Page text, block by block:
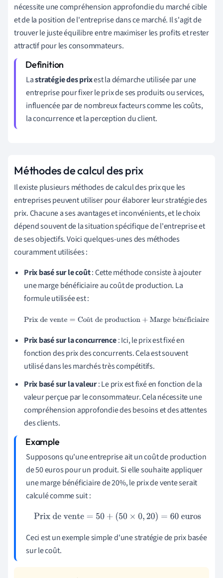
nécessite une compréhension approfondie du marché cible
et de la position de l'entreprise dans ce marché. Il s'agit de
trouver le juste équilibre entre maximiser les profits et rester
attractif pour les consommateurs.
Lastratégie des prixest la démarche utilisée par une
entreprise pour fixer le prix de ses produits ou services,
influencée par de nombreux facteurs comme les coûts,
la concurrence et la perception du client.
Méthodes de calcul des prix
Il existe plusieurs méthodes de calcul des prix que les
entreprises peuvent utiliser pour élaborer leur stratégie des
prix. Chacune a ses avantages et inconvénients, et le choix
dépend souvent de la situation spécifique de l'entreprise et
de ses objectifs. Voici quelques-unes des méthodes
couramment utilisées :
Prix basé sur le coût: Cette méthode consiste à ajouter
une marge bénéficiaire au coût de production. La
formule utilisée est :
û é é
Prix de vente= Coût de production+Marge bénéficiaire
Prix basé sur la concurrence: Ici, le prix est fixé en
fonction des prix des concurrents. Cela est souvent
utilisé dans les marchés très compétitifs.
Prix basé sur la valeur: Le prix est fixé en fonction de la
valeur perçue par le consommateur. Cela nécessite une
compréhension approfondie des besoins et des attentes
des clients.
Supposons qu'une entreprise ait un coût de production
de 50 euros pour un produit. Si elle souhaite appliquer
une marge bénéficiaire de 20%, le prix de vente serait
calculé comme suit :
Prix de vente=50+ (50× 0,20)=60euros
Ceci est un exemple simple d'une stratégie de prix basée
sur le coût.